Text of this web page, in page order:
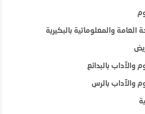
العامة والمعلوماتية بالبكيرية
والآداب بالبدائع
والآداب بالرس